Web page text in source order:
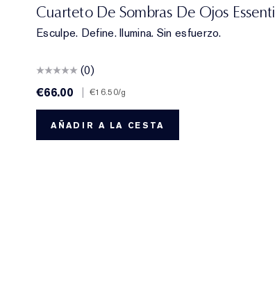
Cuarteto De Sombras De Ojos
Esculpe. Define. Ilumina. Sin esfuerzo.
(0)
€66.00
| €16.50/g
AÑADIR A LA CESTA